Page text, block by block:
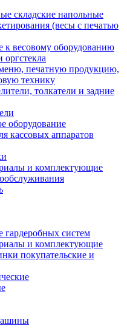
складские напольные
(весы с печатью
весовому оборудованию
оргстекла
печатную продукцию,
технику
толкатели и задние
оборудование
кассовых аппаратов
и комплектующие
систем
и комплектующие
покупательские и